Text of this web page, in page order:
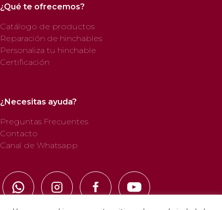
¿Qué te ofrecemos?
Catálogo de productos
Reparación de hinchables
Personaliza tu hinchable
Certificación
¿Necesitas ayuda?
Preguntas Frecuentes
Contacto
Canal de Whatsapp